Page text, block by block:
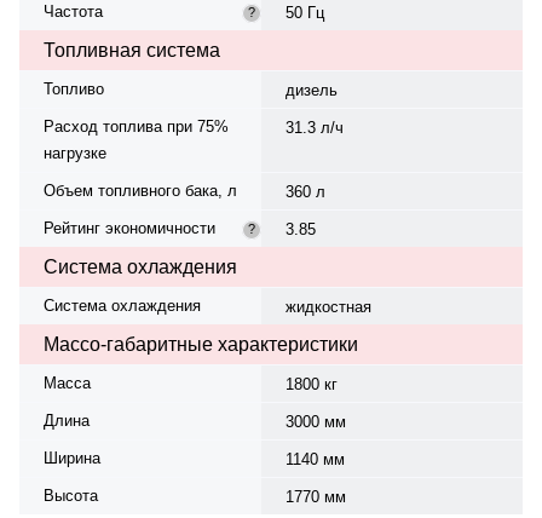
Частота
? 50 Гц
Топливная система
Топливо
дизель
Расход топлива при 75%
нагрузке
31.3 л/ч
Объем топливного бака, л
360 л
Рейтинг экономичности
? 3.85
Система охлаждения
Система охлаждения жидкостная
Массо-габаритные характеристики
Масса
1800 кг
Длина
3000 мм
Ширина
1140 мм
Высота
1770 мм